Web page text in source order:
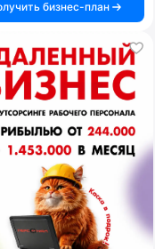
бизнес-план